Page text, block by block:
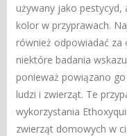
używany jako pestycyd,
kolor w przyprawach.
również odpowiadać za
niektóre badania
ponieważ powiązano
ludzi i zwierząt. Te
wykorzystania
zwierząt domowych w